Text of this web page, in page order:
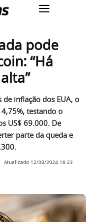
pode
“Há
inflação dos EUA, o
testando o
US$ 69.000. De
parte da queda e
Atualizado 12/03/2024 18:23